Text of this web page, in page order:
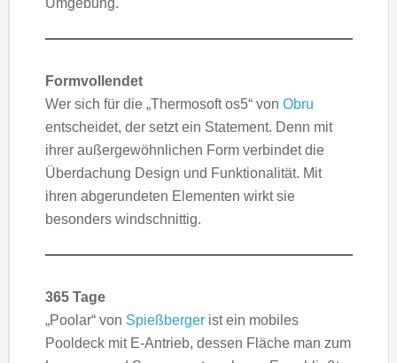
Umgebung.
Formvollendet
Wer sich für die „Thermosoft os5“ von Obru
entscheidet, der setzt ein Statement. Denn mit
ihrer außergewöhnlichen Form verbindet die
Überdachung Design und Funktionalität. Mit
ihren abgerundeten Elementen wirkt sie
besonders windschnittig.
365 Tage
„Poolar“ von Spießbergerist ein mobiles
Pooldeck mit E-Antrieb, dessen Fläche man zum